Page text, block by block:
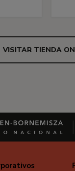
VISITAR TIENDA